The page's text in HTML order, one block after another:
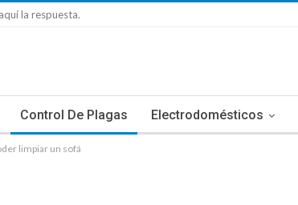
la respuesta.
Control De Plagas Electrodomésticos
limpiar un sofá